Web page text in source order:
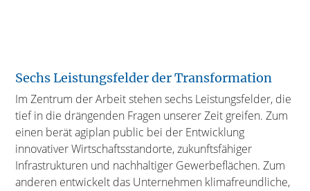
Sechs Leistungsfelder der Transformation
Im Zentrum der Arbeit stehen sechs Leistungsfelder, die
tief in die drängenden Fragen unserer Zeit greifen. Zum
einen berät agiplan public bei der Entwicklung
innovativer Wirtschaftsstandorte, zukunftsfähiger
Infrastrukturen und nachhaltiger Gewerbeflächen. Zum
anderen entwickelt das Unternehmen klimafreundliche,